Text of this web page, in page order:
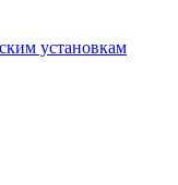
установкам